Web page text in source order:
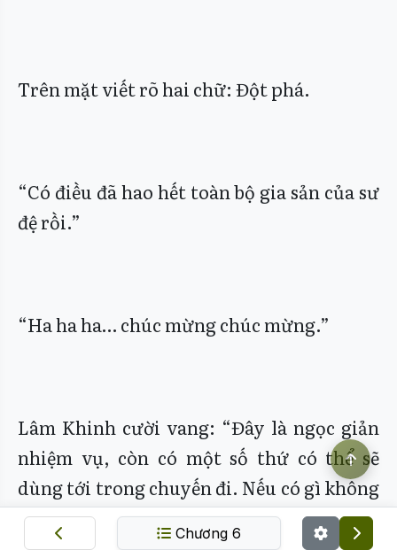
Trên mặt viết rõ hai chữ: Đột phá.
“Có điều đã hao hết toàn bộ gia sản của sư
đệ rồi.”
“Ha ha ha… chúc mừng chúc mừng.”
Lâm Khinh cười vang: “Đây là ngọc giản
nhiệm vụ, còn có một số thứ có thể sẽ
dùng tới trong chuyến đi. Nếu có gì không
hiểu, cứ đến tìm ta, hoặc dùng truyền âm
Chương 6